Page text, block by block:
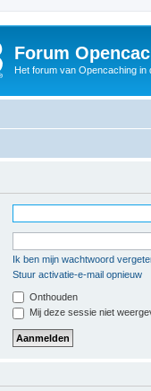
Forum
Het forum van Opencaching in
Ik ben mijn wachtwoord
Stuur activatie-e-mail opnieuw
Onthouden
Mij deze sessie niet